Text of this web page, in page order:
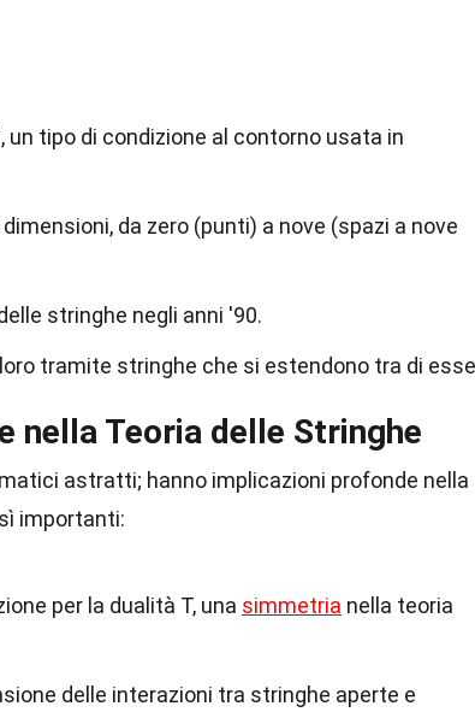
un tipo di condizione al contorno usata in
da zero (punti) a nove (spazi a nove
stringhe negli anni '90.
tramite stringhe che si estendono tra di
nella Teoria delle Stringhe
astratti; hanno implicazioni profonde nella
importanti:
per la dualità T, una simmetria nella teoria
delle interazioni tra stringhe aperte e